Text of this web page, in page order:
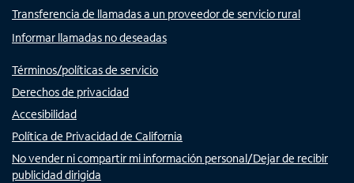
Transferencia de llamadas a un proveedor de servicio rural
Informar llamadas no deseadas
Términos/políticas de servicio
Derechos de privacidad
Accesibilidad
Política de Privacidad de California
No vender ni compartir mi información personal/Dejar de recibir
publicidad dirigida